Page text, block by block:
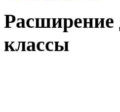
Расширение
классы